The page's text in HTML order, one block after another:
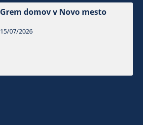
Grem domov v Novo mesto
15/07/2026